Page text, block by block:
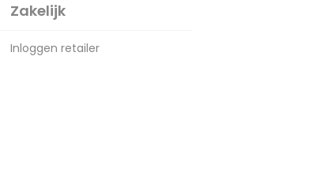
Zakelijk
Inloggen retailer